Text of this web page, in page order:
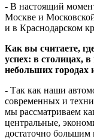
- В настоящий
Москве и
и в Краснодарском
Как вы считаете,
успех: в столицах,
небольших городах
- Так как наши
современных и
мы рассматриваем
центральные,
достаточно большим